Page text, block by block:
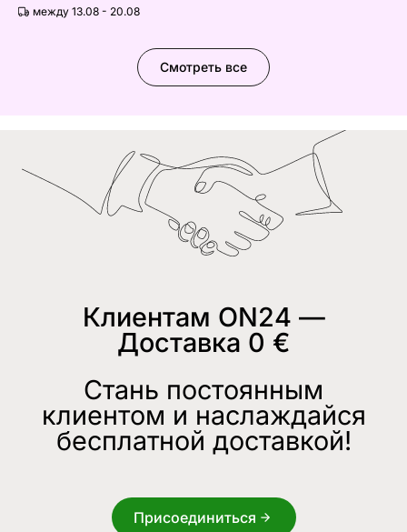
между 13.08 - 20.08
Смотреть все
Клиентам ON24 —
Доставка 0 €
Стань постоянным
клиентом и наслаждайся
бесплатной доставкой!
Присоединиться